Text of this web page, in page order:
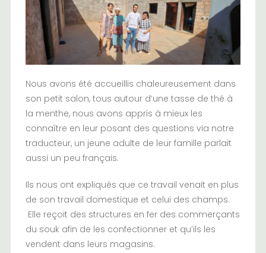
Nous avons été accueillis chaleureusement dans
son petit salon, tous autour d’une tasse de thé à
la menthe, nous avons appris à mieux les
connaître en leur posant des questions via notre
traducteur, un jeune adulte de leur famille parlait
aussi un peu français.
Ils nous ont expliqués que ce travail venait en plus
de son travail domestique et celui des champs.
Elle reçoit des structures en fer des commerçants
du souk afin de les confectionner et qu’ils les
vendent dans leurs magasins.